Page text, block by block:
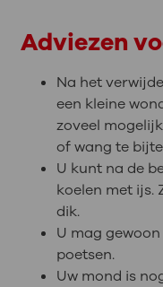
Adviezen
Na het
een kleine
zoveel
of wang te
U kunt na de
koelen met ijs.
dik.
U mag
poetsen.
Uw mond is